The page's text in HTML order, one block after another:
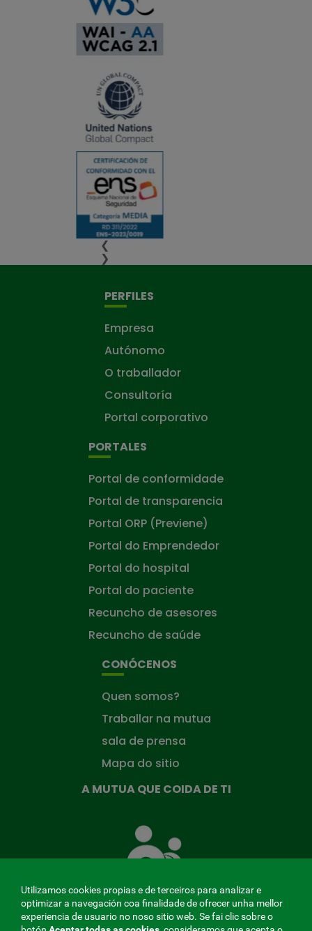
❮
❯
PERFILES
Empresa
Autónomo
O traballador
Consultoría
Portal corporativo
PORTALES
Portal de conformidade
Portal de transparencia
Portal ORP (Previene)
Portal do Emprendedor
Portal do hospital
Portal do paciente
Recuncho de asesores
Recuncho de saúde
CONÓCENOS
Quen somos?
Traballar na mutua
sala de prensa
Mapa do sitio
A MUTUA QUE COIDA DE TI
Mutua
que
Utilizamos cookies propias e de terceiros para analizar e
optimizar a navegación coa finalidade de ofrecer unha mellor
experiencia de usuario no noso sitio web. Se fai clic sobre o